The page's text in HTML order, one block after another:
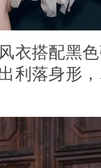
搭配黑色
利落身形